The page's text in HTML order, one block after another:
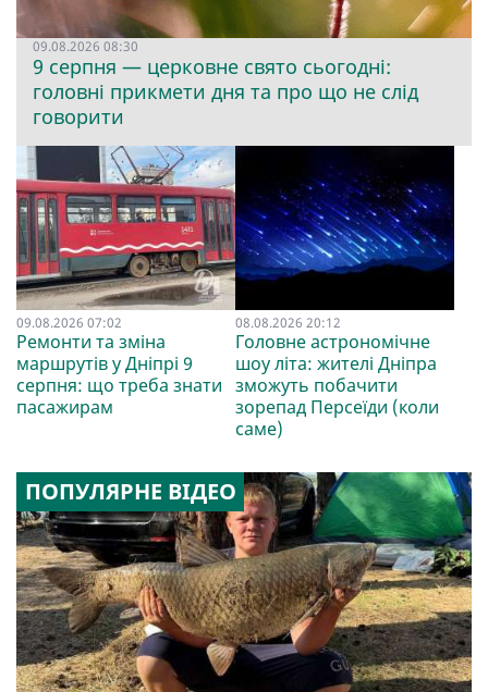
09.08.2026 08:30
9 серпня — церковне свято сьогодні:
головні прикмети дня та про що не слід
говорити
09.08.2026 07:02
Ремонти та зміна
маршрутів у Дніпрі 9
серпня: що треба знати
пасажирам
08.08.2026 20:12
Головне астрономічне
шоу літа: жителі Дніпра
зможуть побачити
зорепад Персеїди (коли
саме)
ПОПУЛЯРНЕ ВІДЕО